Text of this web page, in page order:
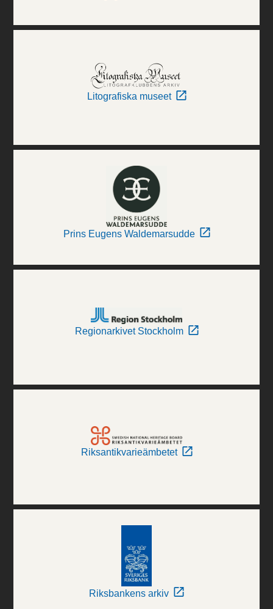
Litografiska museet
Prins Eugens Waldemarsudde
Regionarkivet Stockholm
Riksantikvarieämbetet
Riksbankens arkiv